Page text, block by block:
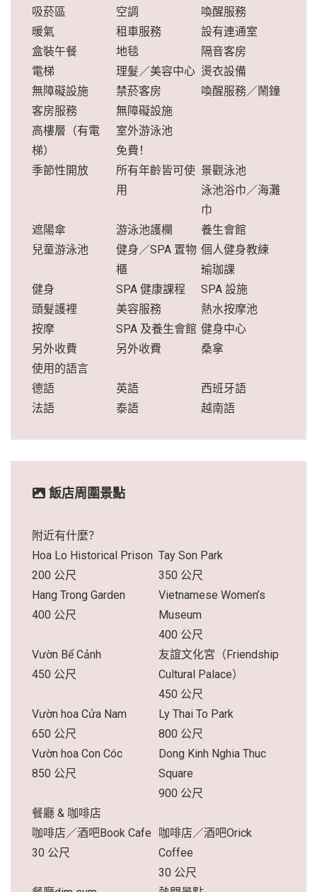
吸菸區
空調
喚醒服務
暖氣
租車服務
設有連通室
盒裝午餐
地毯
隔音客房
電梯
理髮／美容中心 燙衣設備
無障礙設施
禁菸客房
喚醒服務／鬧鐘
客房服務
無障礙設施
高樓層（有電
梯）
室外游泳池
免費！
季節性開放
所有年齡皆可使
用
景觀泳池
泳池浴巾／海灘
巾
遮陽傘
游泳池護欄
養生會館
兒童游泳池
健身／SPA 置物
櫃
個人健身教練
瑜珈課
健身
SPA 健康課程
SPA 設施
頭髮護裡
美容服務
熱水按摩池
按摩
另外收費
SPA 及養生會館
另外收費
健身中心
桑拿
使用的語言
德語
英語
西班牙語
法語
泰語 越南語
飯店周圍景點
附近有什麼？
Hoa Lo Historical Prison
200 公尺
Tay Son Park
350 公尺
Hang Trong Garden
400 公尺
Vietnamese Women’s
Museum
400 公尺
Vườn Bể Cảnh
450 公尺
友誼文化宮（Friendship
Cultural Palace）
450 公尺
Vườn hoa Cửa Nam
650 公尺
Ly Thai To Park
800 公尺
Vườn hoa Con Cóc
850 公尺
Dong Kinh Nghia Thuc
Square
900 公尺
餐廳 & 咖啡店
咖啡店／酒吧Book Cafe
30 公尺
咖啡店／酒吧Orick
Coffee
30 公尺